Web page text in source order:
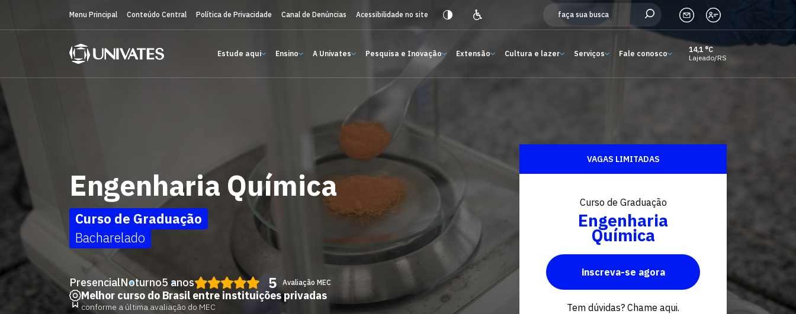
Menu Principal Conteúdo Central Política de Privacidade Canal de Denúncias Acessibilidade no site
Estude aqui Ensino A Univates Pesquisa e Inovação Extensão Cultura e lazer Serviços Fale conosco
14,1 °C
Lajeado/RS
Estude aqui
Pesquisa e Inovação
Cultura e lazer
Serviços
Fale conosco
Engenharia Química
Curso de Graduação
Bacharelado
PresencialNoturno5 anos Avaliação MEC
Melhor curso do Brasil entre instituições privadas
conforme a última avaliação do MEC
VAGAS LIMITADAS
Curso de Graduação
Engenharia
Química
inscreva-se agora
Tem dúvidas? Chame aqui.